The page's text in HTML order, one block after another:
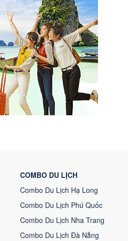
COMBO DU LỊCH
Combo Du Lịch Hạ Long
Combo Du Lịch Phú Quốc
Combo Du Lịch Nha Trang
Combo Du Lịch Đà Nẵng